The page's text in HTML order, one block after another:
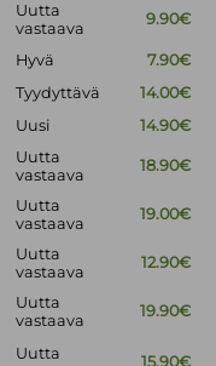
Uutta
vastaava
9.90€
Hyvä
7.90€
Tyydyttävä
14.00€
Uusi 14.90€
Uutta
vastaava
18.90€
Uutta
vastaava
19.00€
Uutta
vastaava
12.90€
Uutta
vastaava
19.90€
Uutta
15.90€